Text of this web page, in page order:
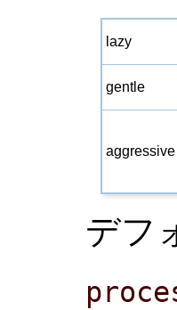
lazy
gentle
aggressive
デフ